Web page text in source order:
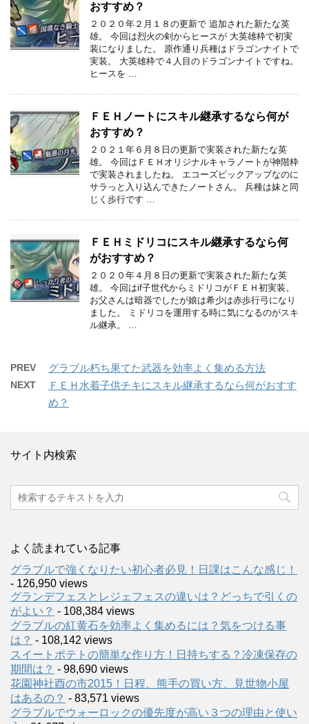
おすすめ？
２０２０年２月１８の更新で 追加された新たな英
雄。 今回は烈火の剣からヒースが 大英雄枠で初実
装になりました。 原作通り兵種はドラゴンナイトで
実装。 大英雄枠で４人目のドラゴンナイトですね。
ヒースを …
ＦＥＨノートにスキル継承するなら何が
おすすめ？
２０２１年６月８日の更新で実装された新たな英
雄。 今回はＦＥＨオリジナルキャラノートが神階枠
で実装されましたね。 エコーズピックアップなのに
サラっと入り込んできたノートさん。 兵種は妹と同
じく歩行です …
ＦＥＨミドリコにスキル継承するなら何
がおすすめ？
２０２０年４月８日の更新で実装された新たな英
雄。 今回はif子世代からミドリコがＦＥＨ初実装。
お父さんは暗器でしたが娘は希少は赤歩行弓になり
ました。 ミドリコを運用する時に気になるのがスキ
ル継承。 …
PREV グラブル朽ち果てた武器を効率よく集める方法
NEXT
ＦＥＨ水着子供チキにスキル継承するなら何がおすす
め？
サイト内検索
よく読まれている記事
グラブルで強くなりたい初心者必見！日課はこんな感じ！
- 126,950 views
グランデフェスとレジェフェスの違いは？どっちで引くの
がよい？ - 108,384 views
グラブルの紅黄石を効率よく集めるには？気をつける事
は？ - 108,142 views
スイートポテトの簡単な作り方！日持ちする？冷凍保存の
期間は？ - 98,690 views
花園神社酉の市2015！日程、熊手の買い方、見世物小屋
はあるの？ - 83,571 views
グラブルでウォーロックの優先度が高い３つの理由と使い